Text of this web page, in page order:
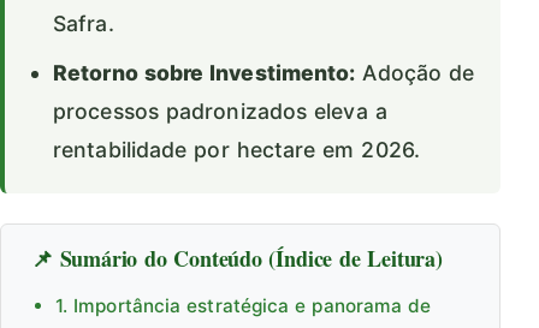
Safra.
Retorno sobre Investimento: Adoção de
processos padronizados eleva a
rentabilidade por hectare em 2026.
📌 Sumário do Conteúdo (Índice de Leitura)
1. Importância estratégica e panorama de